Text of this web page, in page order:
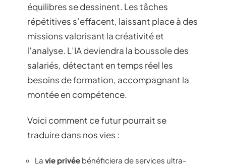
équilibres se dessinent. Les tâches
répétitives s’effacent, laissant place à des
missions valorisant la créativité et
l’analyse. L’IA deviendra la boussole des
salariés, détectant en temps réel les
besoins de formation, accompagnant la
montée en compétence.
Voici comment ce futur pourrait se
traduire dans nos vies :
La vie privée bénéficiera de services ultra-